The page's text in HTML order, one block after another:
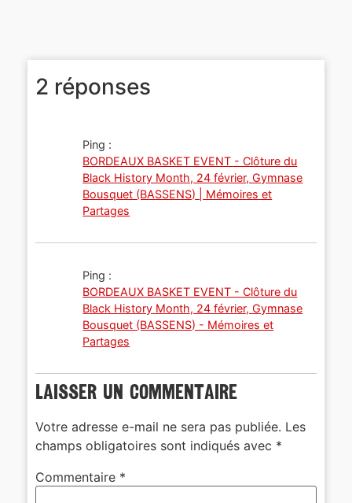
2 réponses
Ping :
BORDEAUX BASKET EVENT - Clôture du
Black History Month, 24 février, Gymnase
Bousquet (BASSENS) | Mémoires et
Partages
Ping :
BORDEAUX BASKET EVENT - Clôture du
Black History Month, 24 février, Gymnase
Bousquet (BASSENS) - Mémoires et
Partages
Laisser un commentaire
Votre adresse e-mail ne sera pas publiée. Les
champs obligatoires sont indiqués avec *
Commentaire *